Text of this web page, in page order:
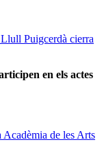
Puigcerdà cierra
en els actes
de les Arts